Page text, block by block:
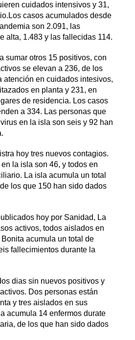
cuidados intensivos y 31,
casos acumulados desde
son 2.091, las
alta, 1.483 y las fallecidas 114.
sumar otros 15 positivos, con
se elevan a 236, de los
atención en cuidados intesivos,
en planta y 231, en
de residencia. Los casos
a 334. Las personas que
en la isla son seis y 92 han
hoy tres nuevos contagios.
la isla son 46, y todos en
La isla acumula un total
los que 150 han sido dados
hoy por Sanidad, La
activos, todos aislados en
acumula un total de
fallecimientos durante la
dias sin nuevos positivos y
Dos personas están
y tres aislados en sus
acumula 14 enfermos durate
de los que han sido dados